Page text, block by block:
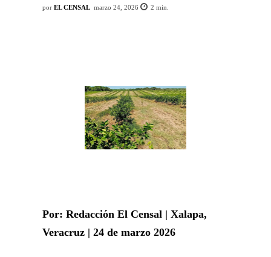
por EL CENSAL marzo 24, 2026 2 min.
Por: Redacción El Censal | Xalapa,
Veracruz | 24 de marzo 2026